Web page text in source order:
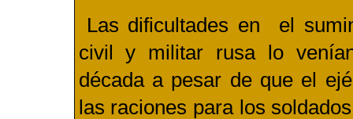
Las dificultades en el
civil y militar rusa lo
década a pesar de que el
las raciones para los